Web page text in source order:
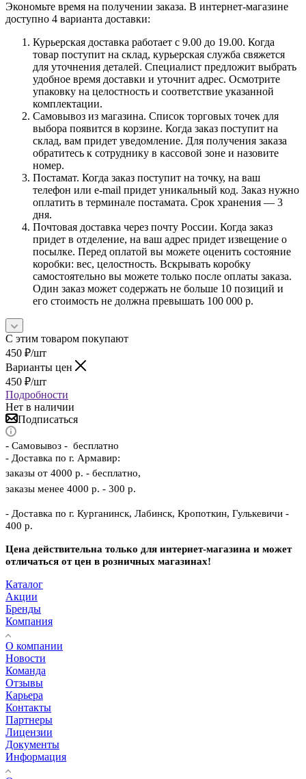
Экономьте время на получении заказа. В интернет-магазине
доступно 4 варианта доставки:
Курьерская доставка работает с 9.00 до 19.00. Когда
товар поступит на склад, курьерская служба свяжется
для уточнения деталей. Специалист предложит выбрать
удобное время доставки и уточнит адрес. Осмотрите
упаковку на целостность и соответствие указанной
комплектации.
Самовывоз из магазина. Список торговых точек для
выбора появится в корзине. Когда заказ поступит на
склад, вам придет уведомление. Для получения заказа
обратитесь к сотруднику в кассовой зоне и назовите
номер.
Постамат. Когда заказ поступит на точку, на ваш
телефон или e-mail придет уникальный код. Заказ нужно
оплатить в терминале постамата. Срок хранения — 3
дня.
Почтовая доставка через почту России. Когда заказ
придет в отделение, на ваш адрес придет извещение о
посылке. Перед оплатой вы можете оценить состояние
коробки: вес, целостность. Вскрывать коробку
самостоятельно вы можете только после оплаты заказа.
Один заказ может содержать не больше 10 позиций и
его стоимость не должна превышать 100 000 р.
С этим товаром покупают
450 ₽/шт
Варианты цен
450 ₽/шт
Подробности
Нет в наличии
Подписаться
- Самовывоз - бесплатно
- Доставка по г. Армавир:
заказы от 4000 р. - бесплатно,
заказы менее 4000 р. - 300 р.
- Доставка по г. Курганинск, Лабинск, Кропоткин, Гулькевичи -
400 р.
Цена действительна только для интернет-магазина и может
отличаться от цен в розничных магазинах!
Каталог
Акции
Бренды
Компания
О компании
Новости
Команда
Отзывы
Карьера
Контакты
Партнеры
Лицензии
Документы
Информация